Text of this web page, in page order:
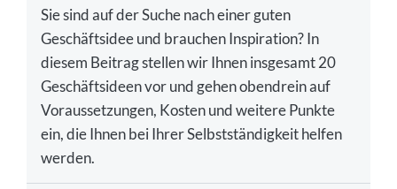
Sie sind auf der Suche nach einer guten
Geschäftsidee und brauchen Inspiration? In
diesem Beitrag stellen wir Ihnen insgesamt 20
Geschäftsideen vor und gehen obendrein auf
Voraussetzungen, Kosten und weitere Punkte
ein, die Ihnen bei Ihrer Selbstständigkeit helfen
werden.